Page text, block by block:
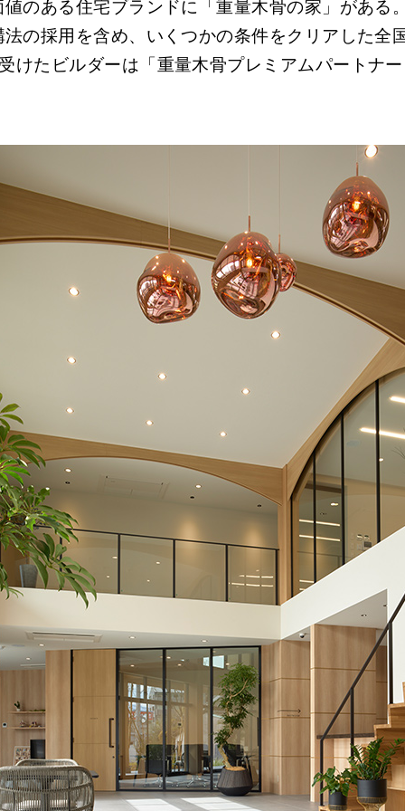
のある住宅ブランドに「重量木骨の家」がある
法の採用を含め、いくつかの条件をクリアした全
けたビルダーは「重量木骨プレミアムパートナ